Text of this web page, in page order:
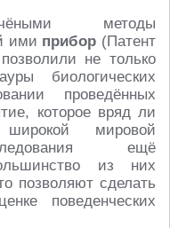
методы
ими прибор (Патент
не только
биологических
проведённых
которое вряд ли
широкой мировой
ещё
из них
позволяют сделать
поведенческих